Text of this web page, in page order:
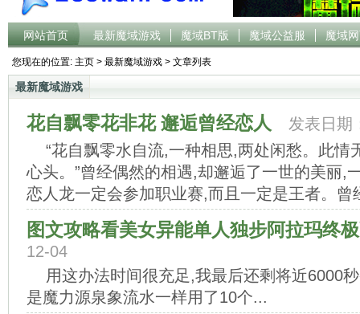
网站首页 最新魔域游戏 魔域BT版 魔域公益服 魔域
您现在的位置: 主页 > 最新魔域游戏 > 文章列表
最新魔域游戏
花自飘零花非花 邂逅曾经恋人
发表日期
“花自飘零水自流,一种相思,两处闲愁。此情
心头。”曾经偶然的相遇,却邂逅了一世的美丽,
恋人龙一定会参加职业赛,而且一定是王者。曾
图文攻略看美女异能单人独步阿拉玛终
12-04
用这办法时间很充足,我最后还剩将近6000
是魔力源泉象流水一样用了10个...